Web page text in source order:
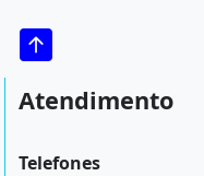
Atendimento
Telefones